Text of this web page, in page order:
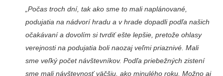
„Počas troch dní, tak ako sme to mali naplánované,
podujatia na nádvorí hradu a v hrade dopadli podľa na­šich
očakávaní a dovolím si tvrdiť ešte lepšie, pretože ohla­sy
verejnosti na podujatia boli naozaj veľmi priaznivé. Mali
sme veľký počet návštevní­kov. Podľa priebežných zistení
sme mali návštevnosť väčšiu, ako minulého roku. Možno aj